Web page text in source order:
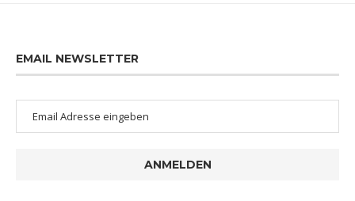
EMAIL NEWSLETTER
ANMELDEN